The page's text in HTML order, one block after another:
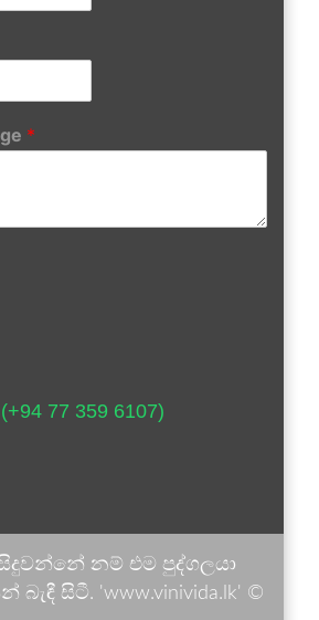
*
77 359 6107)
නම් එම පුද්ගලයා
සිටී. 'www.vinivida.lk' ©